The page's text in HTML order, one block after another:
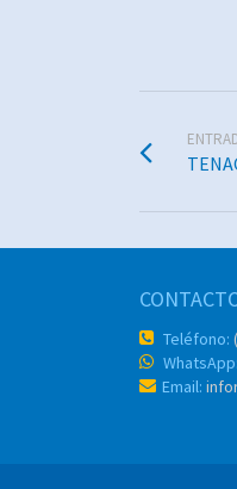
Teléfono:
WhatsApp:
Email: